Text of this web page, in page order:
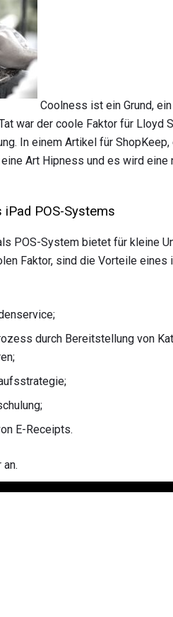
Coolness ist ein Grund,
war der coole Faktor für
In einem Artikel für
Art Hipness und es wird
POS-Systems
POS-System bietet für kleine
Faktor, sind die Vorteile eines
durch Bereitstellung von
E-Receipts.